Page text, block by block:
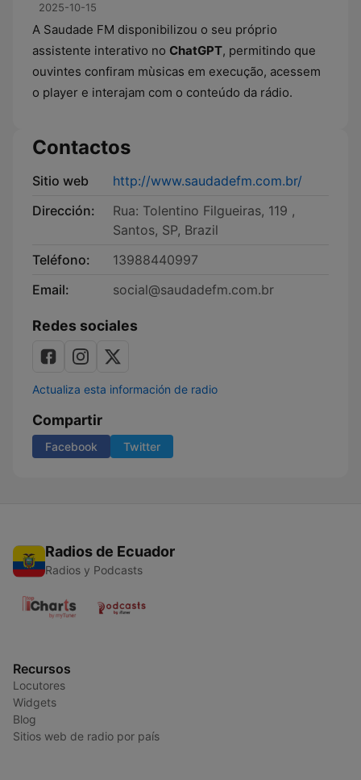
2025-10-15
A Saudade FM disponibilizou o seu próprio
assistente interativo no ChatGPT, permitindo que
ouvintes confiram mùsicas em execução, acessem
o player e interajam com o conteúdo da rádio.
Contactos
Sitio web
http://www.saudadefm.com.br/
Dirección:
Rua: Tolentino Filgueiras, 119 ,
Santos, SP, Brazil
Teléfono:
13988440997
Email:
social@saudadefm.com.br
Redes sociales
Actualiza esta información de radio
Compartir
Facebook Twitter
Radios de Ecuador
Radios y Podcasts
Recursos
Locutores
Widgets
Blog
Sitios web de radio por país